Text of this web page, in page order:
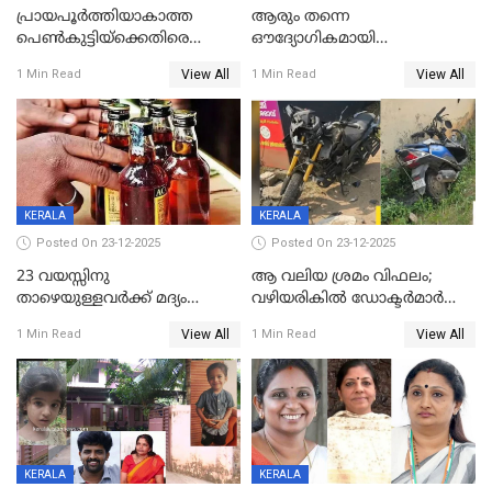
പ്രായപൂർത്തിയാകാത്ത
പെൺകുട്ടിയ്ക്കെതിരെ
59 വർഷം തടവും 90,൦൦൦ രൂപ
പിഴയും ശിക്ഷ
1 Min Read View All
ആരും തന്നെ
ഔദ്യോഗികമായി
കണ്ടെത്താൻ ഇന്ന് കോർ
കമ്മിറ്റി കൂടിയില്ല';
അതൃപ്തിയുമായി ദീപ്തി മേരി
വർഗീസ്
1 Min Read View All
KERALA
Posted On 23-12-2025
23 വയസ്സിനു
താഴെയുള്ളവർക്ക് മദ്യം
നടപടി;സ്ഥാപനങ്ങൾക്കെതിരെ
രണ്ട് കേസുകൾ
1 Min Read View All
KERALA
Posted On 23-12-2025
ആ വലിയ ശ്രമം വിഫലം;
വഴിയരികില്‍ ‌ഡോക്ടര്‍മാര്‍
മരണത്തിന് കീഴടങ്ങി
1 Min Read View All
KERALA KERALA